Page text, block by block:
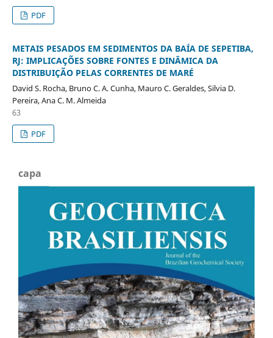
PDF
METAIS PESADOS EM SEDIMENTOS DA BAÍA DE SEPETIBA,
RJ: IMPLICAÇÕES SOBRE FONTES E DINÂMICA DA
DISTRIBUIÇÃO PELAS CORRENTES DE MARÉ
David S. Rocha, Bruno C. A. Cunha, Mauro C. Geraldes, Silvia D.
Pereira, Ana C. M. Almeida
63
PDF
capa